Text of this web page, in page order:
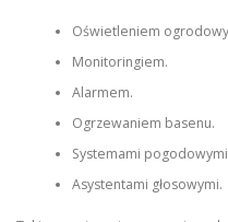
Oświetleniem
Monitoringiem.
Alarmem.
Ogrzewaniem basenu.
Systemami
Asystentami głosowymi.